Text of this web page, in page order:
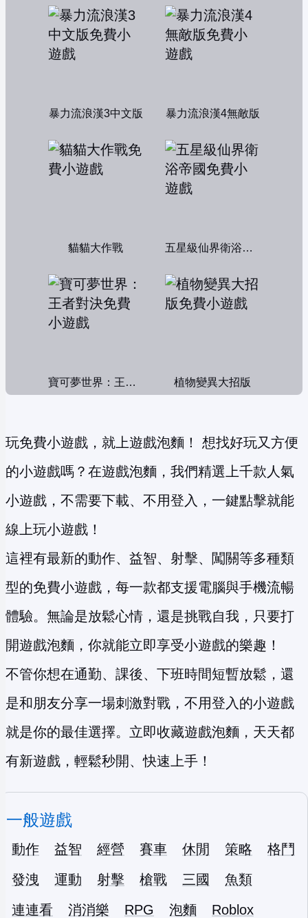
暴力流浪漢3中文版 暴力流浪漢4無敵版
貓貓大作戰 五星級仙界衛浴帝國
寶可夢世界：王者對決 植物變異大招版
玩免費小遊戲，就上遊戲泡麵！ 想找好玩又方便
的小遊戲嗎？在遊戲泡麵，我們精選上千款人氣
小遊戲，不需要下載、不用登入，一鍵點擊就能
線上玩小遊戲！
這裡有最新的動作、益智、射擊、闖關等多種類
型的免費小遊戲，每一款都支援電腦與手機流暢
體驗。無論是放鬆心情，還是挑戰自我，只要打
開遊戲泡麵，你就能立即享受小遊戲的樂趣！
不管你想在通勤、課後、下班時間短暫放鬆，還
是和朋友分享一場刺激對戰，不用登入的小遊戲
就是你的最佳選擇。立即收藏遊戲泡麵，天天都
有新遊戲，輕鬆秒開、快速上手！
一般遊戲
動作 益智 經營 賽車 休閒 策略
格鬥
發洩
運動 射擊 槍戰 三國
魚類
連連看
消消樂 RPG 泡麵
Roblox